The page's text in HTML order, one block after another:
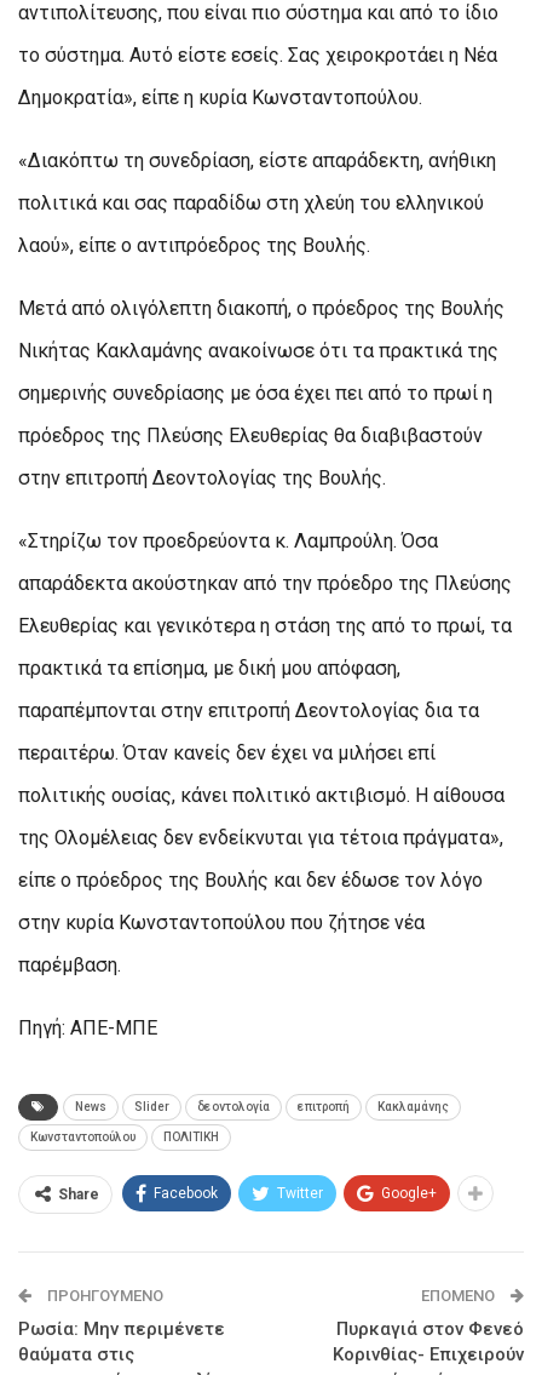
αντιπολίτευσης, που είναι πιο σύστημα και από το ίδιο
το σύστημα. Αυτό είστε εσείς. Σας χειροκροτάει η Νέα
Δημοκρατία», είπε η κυρία Κωνσταντοπούλου.
«Διακόπτω τη συνεδρίαση, είστε απαράδεκτη, ανήθικη
πολιτικά και σας παραδίδω στη χλεύη του ελληνικού
λαού», είπε ο αντιπρόεδρος της Βουλής.
Μετά από ολιγόλεπτη διακοπή, ο πρόεδρος της Βουλής
Νικήτας Κακλαμάνης ανακοίνωσε ότι τα πρακτικά της
σημερινής συνεδρίασης με όσα έχει πει από το πρωί η
πρόεδρος της Πλεύσης Ελευθερίας θα διαβιβαστούν
στην επιτροπή Δεοντολογίας της Βουλής.
«Στηρίζω τον προεδρεύοντα κ. Λαμπρούλη. Όσα
απαράδεκτα ακούστηκαν από την πρόεδρο της Πλεύσης
Ελευθερίας και γενικότερα η στάση της από το πρωί, τα
πρακτικά τα επίσημα, με δική μου απόφαση,
παραπέμπονται στην επιτροπή Δεοντολογίας δια τα
περαιτέρω. Όταν κανείς δεν έχει να μιλήσει επί
πολιτικής ουσίας, κάνει πολιτικό ακτιβισμό. Η αίθουσα
της Ολομέλειας δεν ενδείκνυται για τέτοια πράγματα»,
είπε ο πρόεδρος της Βουλής και δεν έδωσε τον λόγο
στην κυρία Κωνσταντοπούλου που ζήτησε νέα
παρέμβαση.
Πηγή: ΑΠΕ-ΜΠΕ
News Slider δεοντολογία επιτροπή Κακλαμάνης
Κωνσταντοπούλου ΠΟΛΙΤΙΚΗ
Share Facebook Twitter Google+
ΠΡΟΗΓΟΎΜΕΝΟ
Ρωσία: Μην περιμένετε
θαύματα στις
ΕΠΌΜΕΝΟ
Πυρκαγιά στον Φενεό
Κορινθίας- Επιχειρούν